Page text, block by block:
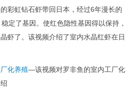
彩虹钻石虾带回日本，经过6年漫长的
定了基因。使红色隐性基因得以保持，
虾了。该视频介绍了室内水晶红虾在日
化养殖—该视频对罗非鱼的室内工厂化